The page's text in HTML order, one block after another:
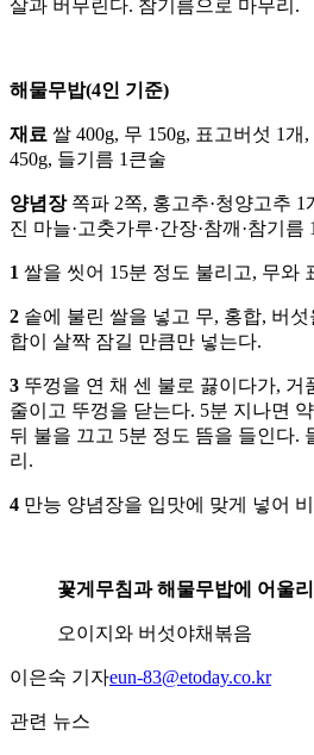
살과 버무린다. 참기름으로 마무리.
해물무밥(4인 기준)
재료 쌀 400g, 무 150g, 표고버섯 1개
450g, 들기름 1큰술
양념장쪽파 2쪽, 홍고추·청양고추 1
진 마늘·고춧가루·간장·참깨·참기름
1 쌀을 씻어 15분 정도 불리고, 무와
2 솥에 불린 쌀을 넣고 무, 홍합, 버
합이 살짝 잠길 만큼만 넣는다.
3 뚜껑을 연 채 센 불로 끓이다가, 거
줄이고 뚜껑을 닫는다. 5분 지나면
뒤 불을 끄고 5분 정도 뜸을 들인다.
리.
4 만능 양념장을 입맛에 맞게 넣어
꽃게무침과 해물무밥에 어울
오이지와 버섯야채볶음
이은숙 기자eun-83@etoday.co.kr
관련 뉴스